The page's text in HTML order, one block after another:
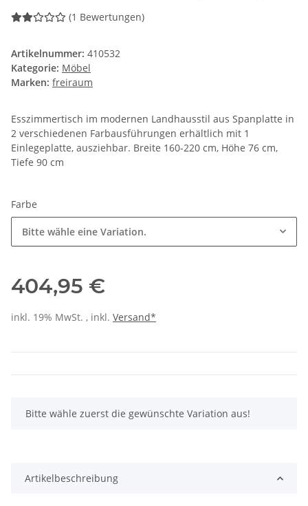
(1 Bewertungen)
Artikelnummer: 410532
Kategorie: Möbel
Marken: freiraum
Esszimmertisch im modernen Landhausstil aus Spanplatte in
2 verschiedenen Farbausführungen erhältlich mit 1
Einlegeplatte, ausziehbar. Breite 160-220 cm, Höhe 76 cm,
Tiefe 90 cm
Farbe
Bitte wähle eine Variation.
404,95 €
inkl. 19% MwSt. , inkl. Versand*
x
Bitte wähle zuerst die gewünschte Variation aus!
Artikelbeschreibung